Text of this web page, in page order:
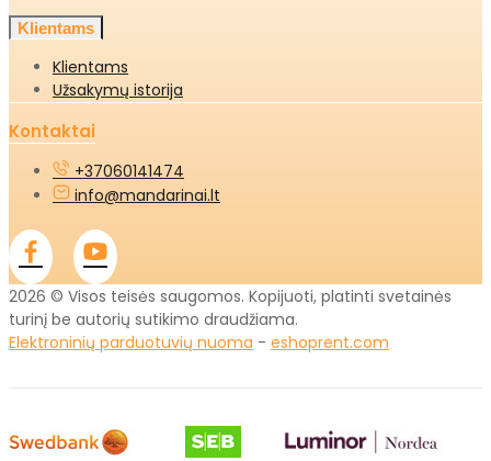
Klientams
Klientams
Užsakymų istorija
Kontaktai
+37060141474
info@mandarinai.lt
2026 © Visos teisės saugomos. Kopijuoti, platinti svetainės
turinį be autorių sutikimo draudžiama.
Elektroninių parduotuvių nuoma - eshoprent.com